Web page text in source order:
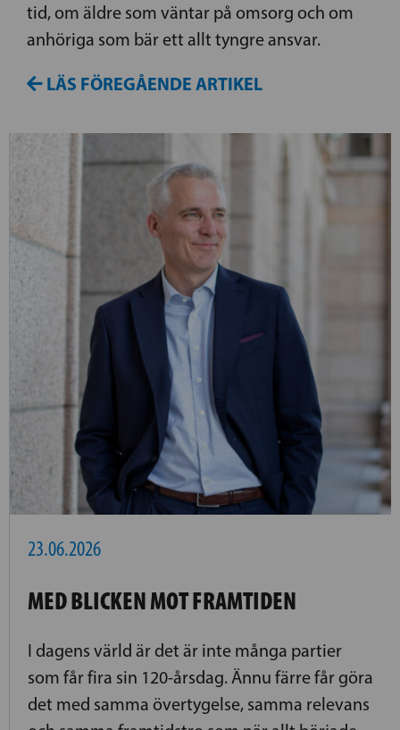
tid, om äldre som väntar på omsorg och om
anhöriga som bär ett allt tyngre ansvar.
LÄS FÖREGÅENDE ARTIKEL
23.06.2026
MED BLICKEN MOT FRAMTIDEN
I dagens värld är det är inte många partier
som får fira sin 120-årsdag. Ännu färre får göra
det med samma övertygelse, samma relevans